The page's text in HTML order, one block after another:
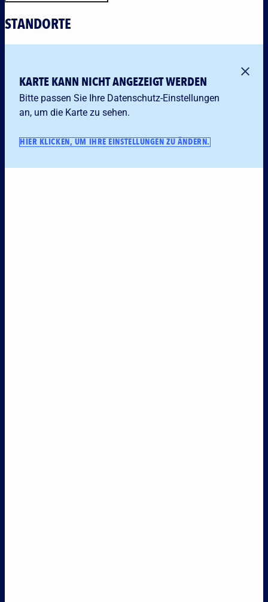
STANDORTE
KARTE KANN NICHT ANGEZEIGT WERDEN
Bitte passen Sie Ihre Datenschutz-Einstellungen
an, um die Karte zu sehen.
HIER KLICKEN, UM IHRE EINSTELLUNGEN ZU ÄNDERN.